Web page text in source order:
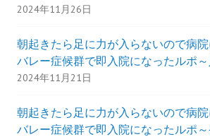
2024年11月26日
朝起きたら足に力が入らないので病
バレー症候群で即入院になったルポ
2024年11月21日
朝起きたら足に力が入らないので病
バレー症候群で即入院になったルポ